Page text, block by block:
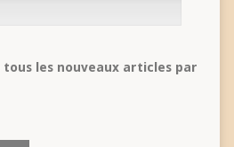
tous les nouveaux articles par